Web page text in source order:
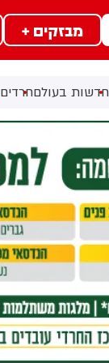
מבזקים +
חדשות בעולםחרדים